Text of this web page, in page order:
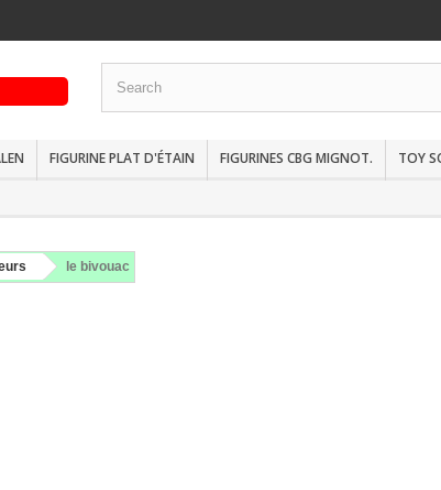
FIGURINE PLAT D'ÉTAIN FIGURINES CBG MIGNOT. TOY
le bivouac